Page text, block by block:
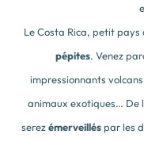
Le Costa Rica, petit pays
pépites. Venez
impressionnants
animaux exotiques… De
serezémerveilléspar les